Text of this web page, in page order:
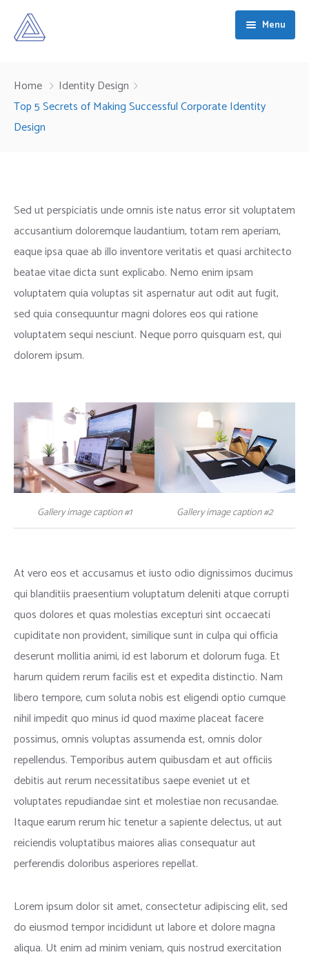
Menu
About
What We Do
Why Daitech
Armed Forces Covenant
Services
Specialist Operational Support
High-Consequence Mission Support
Contact
Home
Identity Design
Top 5 Secrets of Making Successful Corporate Identity
Design
Sed ut perspiciatis unde omnis iste natus error sit voluptatem
accusantium doloremque laudantium, totam rem aperiam,
eaque ipsa quae ab illo inventore veritatis et quasi architecto
beatae vitae dicta sunt explicabo. Nemo enim ipsam
voluptatem quia voluptas sit aspernatur aut odit aut fugit,
sed quia consequuntur magni dolores eos qui ratione
voluptatem sequi nesciunt. Neque porro quisquam est, qui
dolorem ipsum.
Gallery image caption #1 Gallery image caption #2
At vero eos et accusamus et iusto odio dignissimos ducimus
qui blanditiis praesentium voluptatum deleniti atque corrupti
quos dolores et quas molestias excepturi sint occaecati
cupiditate non provident, similique sunt in culpa qui officia
deserunt mollitia animi, id est laborum et dolorum fuga. Et
harum quidem rerum facilis est et expedita distinctio. Nam
libero tempore, cum soluta nobis est eligendi optio cumque
nihil impedit quo minus id quod maxime placeat facere
possimus, omnis voluptas assumenda est, omnis dolor
repellendus. Temporibus autem quibusdam et aut officiis
debitis aut rerum necessitatibus saepe eveniet ut et
voluptates repudiandae sint et molestiae non recusandae.
Itaque earum rerum hic tenetur a sapiente delectus, ut aut
reiciendis voluptatibus maiores alias consequatur aut
perferendis doloribus asperiores repellat.
Lorem ipsum dolor sit amet, consectetur adipiscing elit, sed
do eiusmod tempor incididunt ut labore et dolore magna
aliqua. Ut enim ad minim veniam, quis nostrud exercitation